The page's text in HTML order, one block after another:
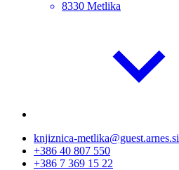
8330 Metlika
knjiznica-metlika@guest.arnes.si
+386 40 807 550
+386 7 369 15 22